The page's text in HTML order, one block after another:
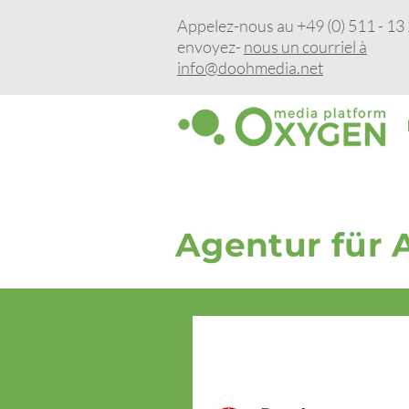
Appelez-nous au +49 (0) 511 - 13
envoyez- nous un courriel à
info@doohmedia.net
Agentur für